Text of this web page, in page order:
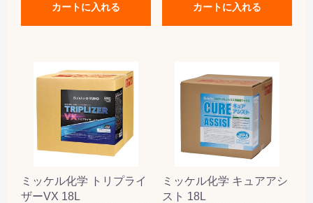
カートに入れる カートに入れる
ミッケル化学 トリプライ
ザーVX 18L
ミッケル化学 キュアアシ
スト 18L